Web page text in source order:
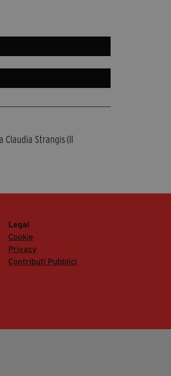
Civiche
Claudia Strangis (Il
Legal
Cookie
Privacy
Contributi Pubblici